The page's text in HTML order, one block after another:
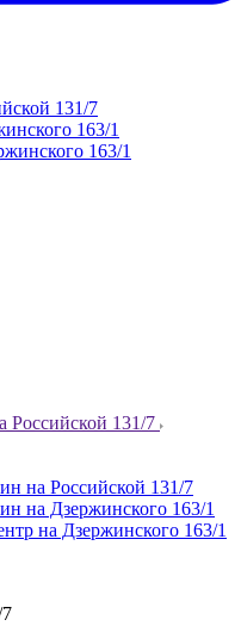
131/7
163/1
163/1
Российской 131/7
на Российской 131/7
на Дзержинского 163/1
на Дзержинского 163/1